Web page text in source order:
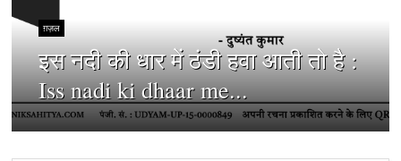
ग़ज़ल
इस नदी की धार में ठंडी हवा आती तो है :
Iss nadi ki dhaar me...